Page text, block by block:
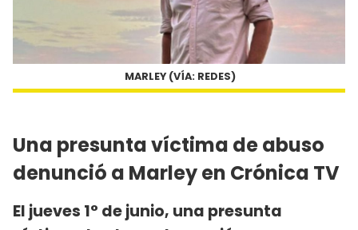
MARLEY (VÍA: REDES)
Una presunta víctima de abuso
denunció a Marley en Crónica TV
El jueves 1° de junio, una presunta